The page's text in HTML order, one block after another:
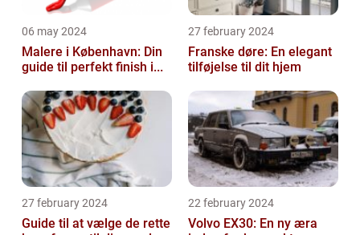
06 may 2024
Malere i København: Din
guide til perfekt finish i...
27 february 2024
Franske døre: En elegant
tilføjelse til dit hjem
27 february 2024
Guide til at vælge de rette
22 february 2024
Volvo EX30: En ny æra